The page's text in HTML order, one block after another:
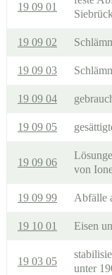
19 09 01
19 09 02
19 09 03
19 09 04
19 09 05
19 09 06
von
19 09 99 Abfälle
19 10 01 Eisen
19 03 05
unter